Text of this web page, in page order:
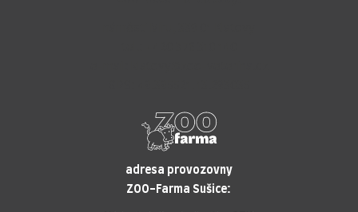
adresa provozovny
ZOO-Farma Sušice: